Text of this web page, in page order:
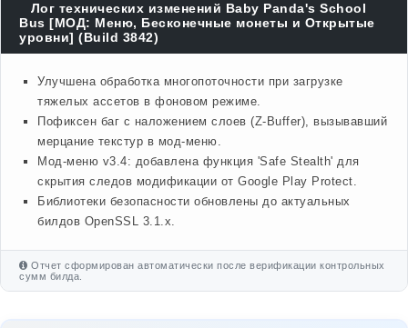
Лог технических изменений Baby Panda's School
Bus [МОД: Меню, Бесконечные монеты и Открытые
уровни] (Build 3842)
Улучшена обработка многопоточности при загрузке
тяжелых ассетов в фоновом режиме.
Пофиксен баг с наложением слоев (Z-Buffer), вызывавший
мерцание текстур в мод-меню.
Мод-меню v3.4: добавлена функция 'Safe Stealth' для
скрытия следов модификации от Google Play Protect.
Библиотеки безопасности обновлены до актуальных
билдов OpenSSL 3.1.x.
Отчет сформирован автоматически после верификации контрольных
сумм билда.